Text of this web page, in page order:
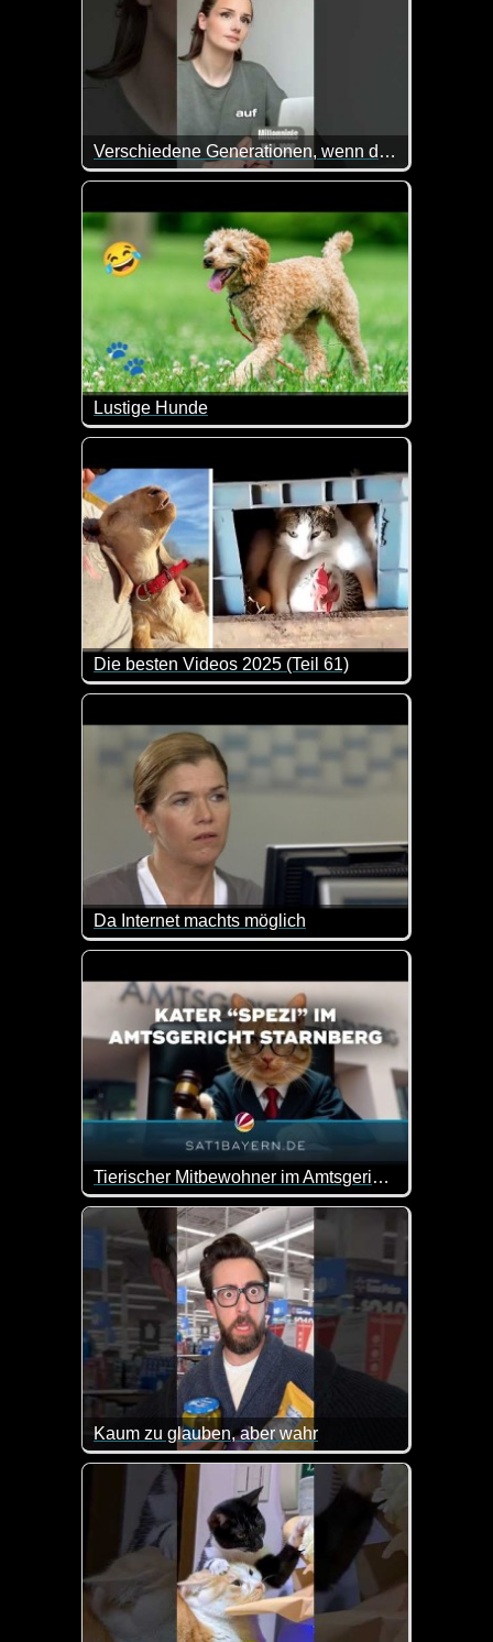
Verschiedene Generationen, wenn der Chef zu früh kommt
Sie stellt das doch richtig gut nach :-) Also für
Lustige Hunde
Du magst Hunde? Dann wird dir dieses Video
Die besten Videos 2025 (Teil 61)
Eine tolle Zusammenstellung von lustigen
Da Internet machts möglich
Wenn das nur so einfach wäre :-)
Tierischer Mitbewohner im Amtsgericht Starnberg: Kater "Spezi" findet Zuhause
Ein unerwarteter Mitarbeiter sorgt für gute Laune:
Kaum zu glauben, aber wahr
Es gibt schon ganz schön viele Idioten auf dieser